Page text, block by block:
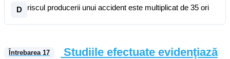
D riscul producerii unui accident este multiplicat de 35 ori
Întrebarea 17
Studiile efectuate evidenţiază